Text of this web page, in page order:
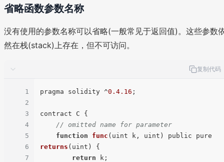
省略函数参数名称
没有使用的参数名称可以省略(一般常见于返回值)。这些参数
然在栈(stack)上存在，但不可访问。
复制代码
1
2
3
4
5
6
7
pragma solidity ^0.4 .16 ;
contract C {
// omitted name for parameter
function
func ( uint k, uint
returns ( uint ) {
return k;